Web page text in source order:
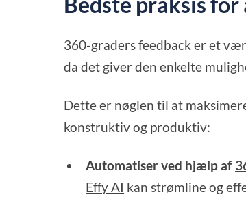
360-graders feedback er et
da det giver den enkelte
Dette er nøglen til at
konstruktiv og produktiv:
Automatiser ved hjælp af
Effy AI kan strømline og